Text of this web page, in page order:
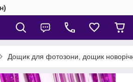
Дощик для фотозони, дощик